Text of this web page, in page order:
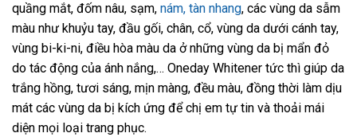
quầng mắt, đốm nâu, sạm, nám, tàn nhang, các vùng da sẫm
màu như khuỷu tay, đầu gối, chân, cổ, vùng da dưới cánh tay,
vùng bi-ki-ni, điều hòa màu da ở những vùng da bị mẩn đỏ
do tác động của ánh nắng,… Oneday Whitener tức thì giúp da
trắng hồng, tươi sáng, mịn màng, đều màu, đồng thời làm dịu
mát các vùng da bị kích ứng để chị em tự tin và thoải mái
diện mọi loại trang phục.